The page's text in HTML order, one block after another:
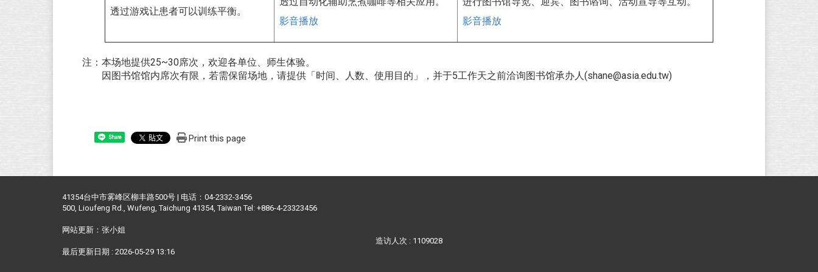
透过游戏让患者可以训练平衡。
影音播放
影音播放
注：本场地提供25~30席次，欢迎各单位、师生体验。
因图书馆馆内席次有限，若需保留场地，请提供「时间、人数、使用目的」，并于5工作天之前洽询图书馆承办人(shane@asia.edu.tw)
Share Print this page
41354台中市雾峰区柳丰路500号 | 电话：04-2332-3456
500, Lioufeng Rd., Wufeng, Taichung 41354, Taiwan Tel: +886-4-23323456
网站更新：张小姐
造访人次 : 1109028
最后更新日期 : 2026-05-29 13:16